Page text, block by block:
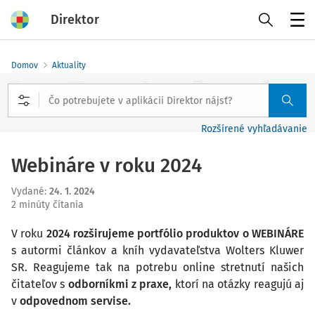
Direktor
Domov Aktuality
Rozšírené vyhľadávanie
Webináre v roku 2024
Vydané: 24. 1. 2024
2 minúty čítania
V roku 2024 rozširujeme portfólio produktov o WEBINÁRE
s autormi článkov a kníh vydavateľstva Wolters Kluwer
SR. Reagujeme tak na potrebu online stretnutí našich
čitateľov s odborníkmi z praxe, ktorí na otázky reagujú aj
v odpovednom servise.